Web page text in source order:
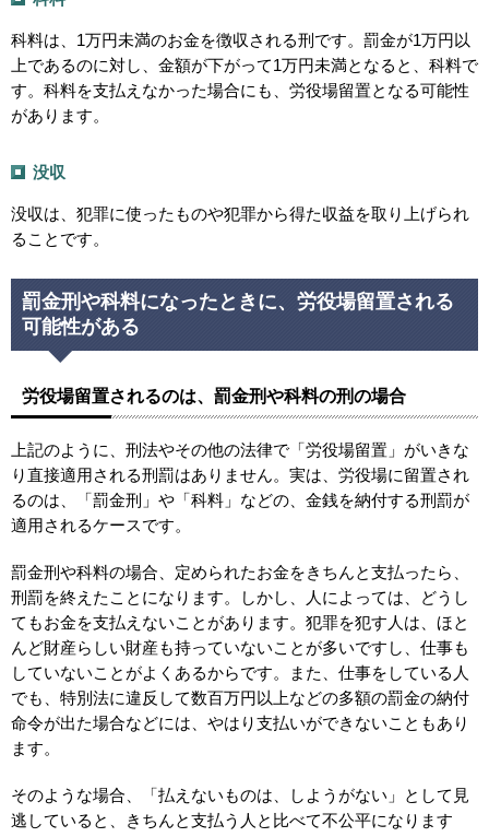
科料は、1万円未満のお金を徴収される刑です。罰金が1万円以
上であるのに対し、金額が下がって1万円未満となると、科料で
す。科料を支払えなかった場合にも、労役場留置となる可能性
があります。
没収
没収は、犯罪に使ったものや犯罪から得た収益を取り上げられ
ることです。
罰金刑や科料になったときに、労役場留置される
可能性がある
労役場留置されるのは、罰金刑や科料の刑の場合
上記のように、刑法やその他の法律で「労役場留置」がいきな
り直接適用される刑罰はありません。実は、労役場に留置され
るのは、「罰金刑」や「科料」などの、金銭を納付する刑罰が
適用されるケースです。
罰金刑や科料の場合、定められたお金をきちんと支払ったら、
刑罰を終えたことになります。しかし、人によっては、どうし
てもお金を支払えないことがあります。犯罪を犯す人は、ほと
んど財産らしい財産も持っていないことが多いですし、仕事も
していないことがよくあるからです。また、仕事をしている人
でも、特別法に違反して数百万円以上などの多額の罰金の納付
命令が出た場合などには、やはり支払いができないこともあり
ます。
そのような場合、「払えないものは、しようがない」として見
逃していると、きちんと支払う人と比べて不公平になります